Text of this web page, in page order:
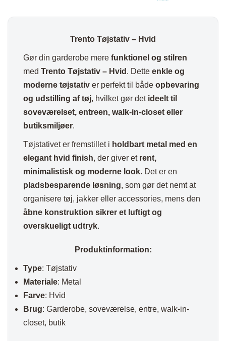
Trento Tøjstativ – Hvid
Gør din garderobe mere funktionel og stilren
med Trento Tøjstativ – Hvid . Dette enkle og
moderne tøjstativ er perfekt til både opbevaring
og udstilling af tøj, hvilket gør det ideelt til
soveværelset, entreen, walk-in-closet eller
butiksmiljøer.
Tøjstativet er fremstillet i holdbart metal med en
elegant hvid finish, der giver et rent,
minimalistisk og moderne look. Det er en
pladsbesparende løsning, som gør det nemt at
organisere tøj, jakker eller accessories, mens den
åbne konstruktion sikrer et luftigt og
overskueligt udtryk.
Produktinformation:
Type: Tøjstativ
Materiale: Metal
Farve: Hvid
Brug: Garderobe, soveværelse, entre, walk-in-
closet, butik